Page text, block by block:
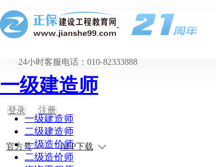
24小时客服电话：010-82333888
登录 注册
官方号 APP下载
一级建造师
一级建造师
二级建造师
一级造价师
二级造价师